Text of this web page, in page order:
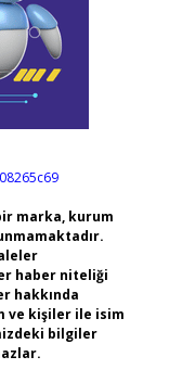
marka, kurum
haber niteliği
hakkında
ve kişiler ile isim
bilgiler